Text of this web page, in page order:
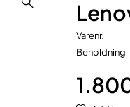
Varenr.
Beholdning